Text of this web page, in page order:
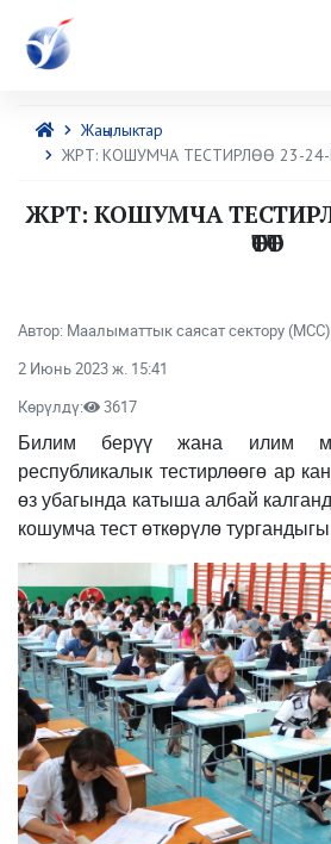
Жаңылыктар
ЖРТ: КОШУМЧА ТЕСТИРЛӨӨ 23-
ЖРТ: КОШУМЧА
ӨТӨТ
Автор: Маалыматтык саясат сектору (МСС)
2 Июнь 2023 ж. 15:41
Көрүлдү:
3617
Билим берүү жана илим
республикалык тестирлөөгө ар
өз убагында катыша албай
кошумча тест өткөрүлө